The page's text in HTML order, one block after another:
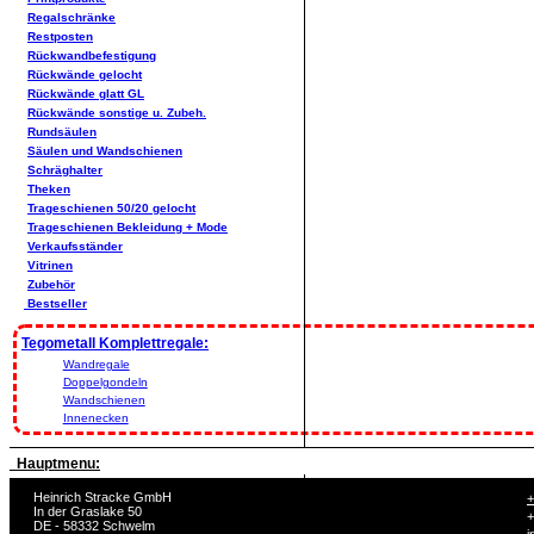
Regalschränke
Restposten
Rückwandbefestigung
Rückwände gelocht
Rückwände glatt GL
Rückwände sonstige u. Zubeh.
Rundsäulen
Säulen und Wandschienen
Schräghalter
Theken
Trageschienen 50/20 gelocht
Trageschienen Bekleidung + Mode
Verkaufsständer
Vitrinen
Zubehör
Bestseller
Tegometall Komplettregale:
Wandregale
Doppelgondeln
Wandschienen
Innenecken
Hauptmenu:
Heinrich Stracke GmbH
In der Graslake 50
DE - 58332 Schwelm